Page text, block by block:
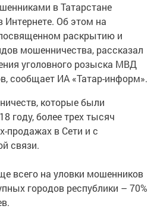
в Татарстане
Интернете. Об этом на
раскрытию и
мошенничества, рассказал
уголовного розыска МВД
сообщает ИА «Татар-информ».
которые были
году, более трех тысяч
продажах в Сети и с
связи.
всего на уловки мошенников
городов республики – 70%